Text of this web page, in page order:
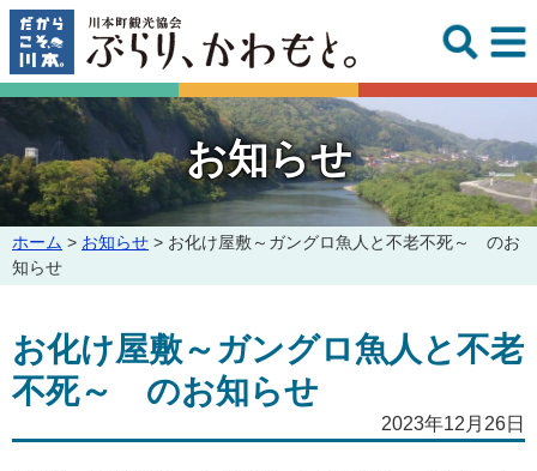
このページの本文へ
お知らせ
こ
の
ジ
の
位
ホーム > お知らせ > お化け屋敷～ガングロ魚人と不老不死～ のお
知らせ
お化け屋敷～ガングロ魚人と不老
不死～ のお知らせ
2023年12月26日